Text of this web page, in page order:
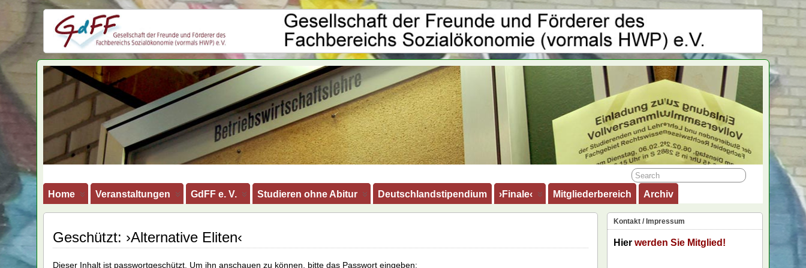
GdFF
Home Veranstaltungen GdFF e. V. Studieren ohne Abitur Deutschlandstipendium ›Finale‹ Mitgliederbereich Archiv
Geschützt: ›Alternative Eliten‹
Dieser Inhalt ist passwortgeschützt. Um ihn anschauen zu können, bitte das Passwort eingeben:
Kontakt / Impressum
Hier werden Sie Mitglied!